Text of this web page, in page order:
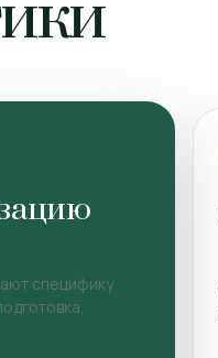
специфику